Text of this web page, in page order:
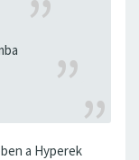
a Hyperek